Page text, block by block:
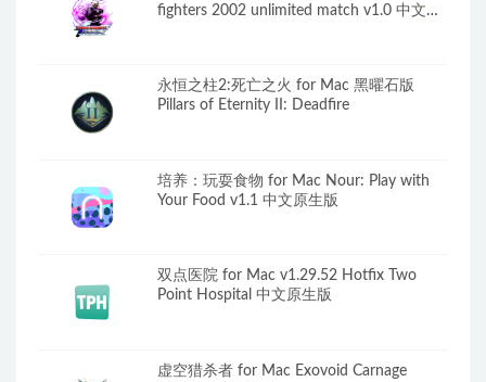
fighters 2002 unlimited match v1.0 中文移
永恒之柱2:死亡之火 for Mac 黑曜石版
Pillars of Eternity II: Deadfire
培养：玩耍食物 for Mac Nour: Play with
Your Food v1.1 中文原生版
双点医院 for Mac v1.29.52 Hotfix Two
Point Hospital 中文原生版
虚空猎杀者 for Mac Exovoid Carnage